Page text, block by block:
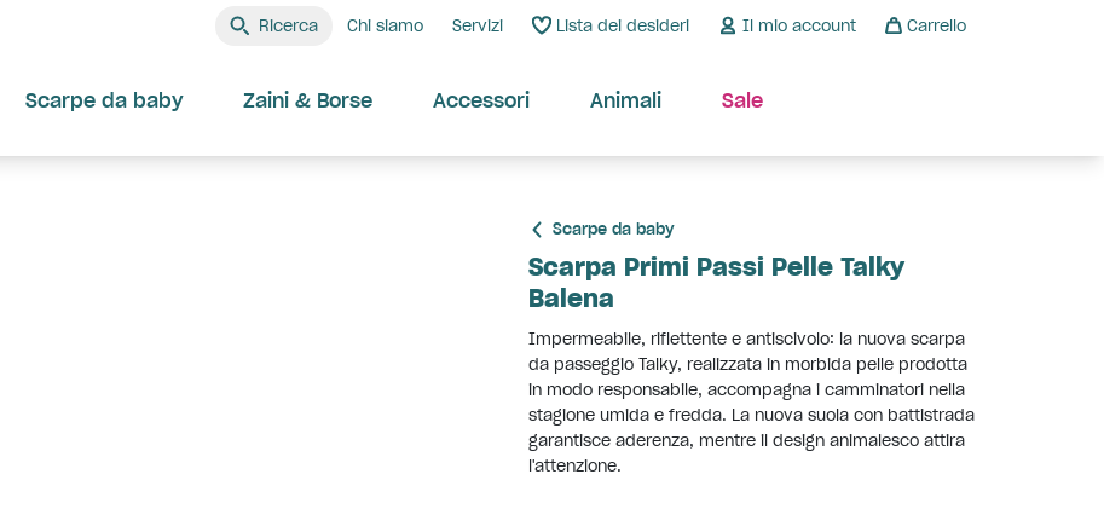
Ricerca Chi siamo Servizi Lista dei desideri Il mio account Carrello
Scarpe da baby Zaini & Borse Accessori Animali Sale
Scarpe da baby
Scarpa Primi Passi Pelle Talky
Balena
Impermeabile, riflettente e antiscivolo: la nuova scarpa
da passeggio Talky, realizzata in morbida pelle prodotta
in modo responsabile, accompagna i camminatori nella
stagione umida e fredda. La nuova suola con battistrada
garantisce aderenza, mentre il design animalesco attira
l'attenzione.